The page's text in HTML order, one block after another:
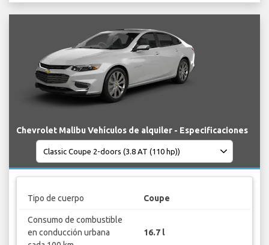
Chevrolet Malibu Vehículos de alquiler - Especificaciones
Tipo de cuerpo Coupe
Consumo de combustible
en conducción urbana
16.7 l